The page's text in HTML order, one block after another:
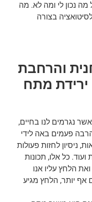
מה נכון לי ומה לא. מה
בצורה
והרחבת
מתח
נגרמים לנו בחיים,
פעמים באה לידי
ניסיון לחזות פעולות
כל אלו, תכונות
הלחץ עליו אנו
אף יותר, הלחץ מגיע